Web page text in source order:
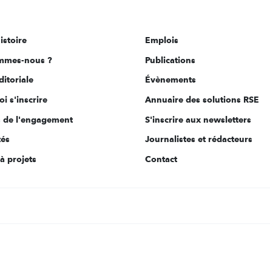
nous ?
s'inscrire
de l'engagement
projets
Emplois
Publications
Évènements
Annuaire des solutions RSE
S'inscrire aux newsletters
Journalistes et rédacteurs
Contact